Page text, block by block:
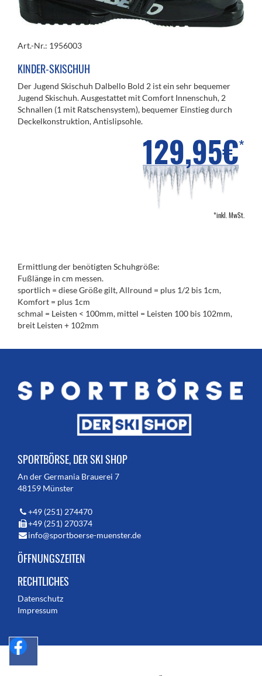
Art.-Nr.: 1956003
KINDER-SKISCHUH
Der Jugend Skischuh Dalbello Bold 2 ist ein sehr bequemer
Jugend Skischuh. Ausgestattet mit Comfort Innenschuh, 2
Schnallen (1 mit Ratschensystem), bequemer Einstieg durch
Deckelkonstruktion, Antislipsohle.
129,95€*
*inkl. MwSt.
Ermittlung der benötigten Schuhgröße:
Fußlänge in cm messen.
sportlich = diese Größe gilt, Allround = plus 1/2 bis 1cm,
Komfort = plus 1cm
schmal = Leisten < 100mm, mittel = Leisten 100 bis 102mm,
breit Leisten + 102mm
SPORTBÖRSE, DER SKI SHOP
An der Germania Brauerei 7
48159 Münster
+49 (251) 274470
+49 (251) 270374
info@sportboerse-muenster.de
ÖFFNUNGSZEITEN
RECHTLICHES
Datenschutz
Impressum